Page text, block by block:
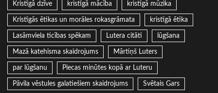
Kristīgā dzīve kristīgā mācība kristīgā mūzika
Kristīgās ētikas un morāles rokasgrāmata kristīgā ētika
Lasāmviela ticības spēkam Lutera citāti lūgšana
Mazā katehisma skaidrojums Mārtiņš Luters
par lūgšanu Piecas minūtes kopā ar Luteru
Pāvila vēstules galatiešiem skaidrojums Svētais Gars